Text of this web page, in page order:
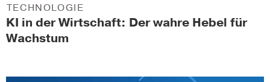
KI in der Wirtschaft: Der wahre Hebel für
Wachstum
TECHNOLOGIE